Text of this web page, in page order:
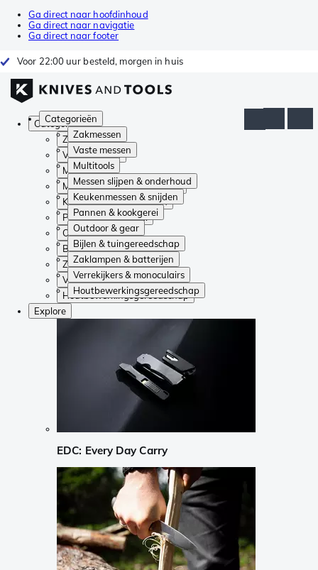
Ga direct naar hoofdinhoud
Ga direct naar navigatie
Ga direct naar footer
Voor 22:00 uur besteld, morgen in huis
Categorieën
Zakmessen
Vaste messen
Multitools
Messen slijpen & onderhoud
Keukenmessen & snijden
Pannen & kookgerei
Outdoor & gear
Bijlen & tuingereedschap
Zaklampen & batterijen
Verrekijkers & monoculairs
Houtbewerkingsgereedschap
Categorieën
Zakmessen
Vaste messen
Multitools
Messen slijpen & onderhoud
Keukenmessen & snijden
Pannen & kookgerei
Outdoor & gear
Bijlen & tuingereedschap
Zaklampen & batterijen
Verrekijkers & monoculairs
Houtbewerkingsgereedschap
Explore
EDC: Every Day Carry